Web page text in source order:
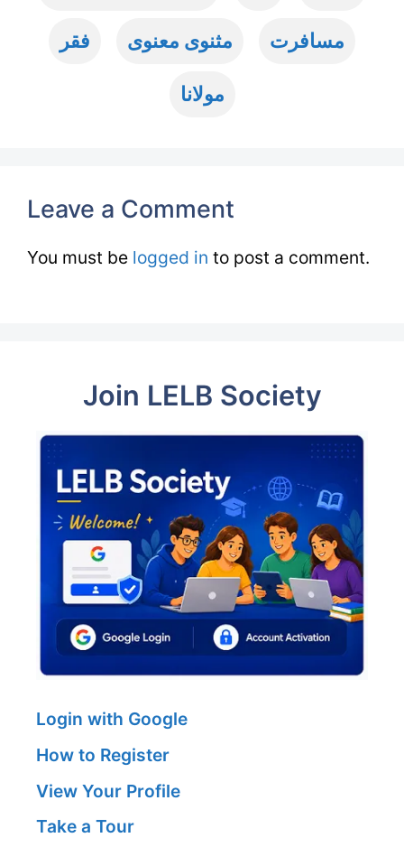
فقر مثنوی معنوی مسافرت
مولانا
Leave a Comment
You must be logged in to post a comment.
Join LELB Society
Login with Google
How to Register
View Your Profile
Take a Tour